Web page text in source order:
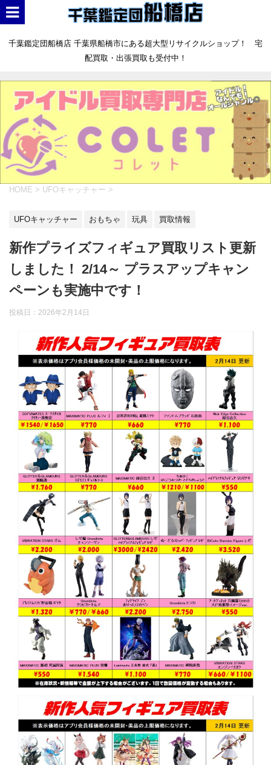
千葉鑑定団船橋店 千葉県船橋市にある超大型リサイクルショップ！ 宅
配買取・出張買取も受付中！
HOME > UFOキャッチャー >
UFOキャッチャー おもちゃ 玩具 買取情報
新作プライズフィギュア買取リスト更新
しました！ 2/14～ プラスアップキャン
ペーンも実施中です！
投稿日： 2026年2月14日